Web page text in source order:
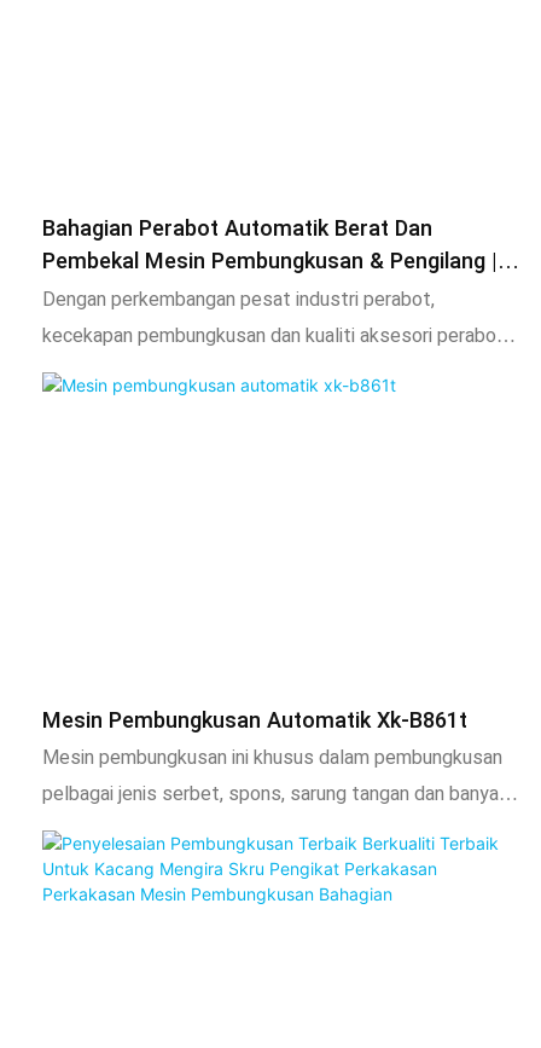
Bahagian Perabot Automatik Berat Dan
Pembekal Mesin Pembungkusan & Pengilang |
Xingke
Dengan perkembangan pesat industri perabot,
kecekapan pembungkusan dan kualiti aksesori perabot
telah menjadi faktor utama yang mempengaruhi
Mesin Pembungkusan Automatik Xk-B861t
Mesin pembungkusan ini khusus dalam pembungkusan
pelbagai jenis serbet, spons, sarung tangan dan banyak
produk isi rumah yang lain. Ia juga boleh menyediakan
mesin yang disesuaikan untuk banyak syarikat produk isi
rumah. Modelnya adalah XK-B861T, sudah lulus